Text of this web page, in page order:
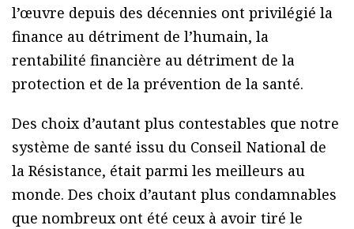
l’œuvre depuis des décennies ont privilégié la
finance au détriment de l’humain, la
rentabilité financière au détriment de la
protection et de la prévention de la santé.
Des choix d’autant plus contestables que notre
système de santé issu du Conseil National de
la Résistance, était parmi les meilleurs au
monde. Des choix d’autant plus condamnables
que nombreux ont été ceux à avoir tiré le